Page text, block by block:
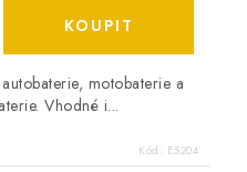
motobaterie a
Vhodné i...
Kód: E5204